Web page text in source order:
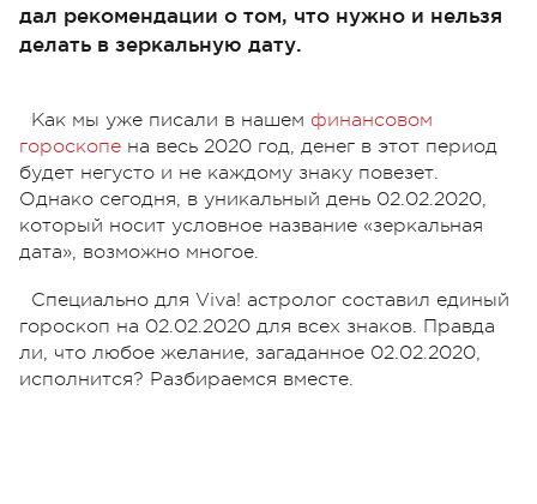
дал рекомендации о том, что нужно и нельзя
делать в зеркальную дату.
Как мы уже писали в нашем финансовом
гороскопе на весь 2020 год, денег в этот период
будет негусто и не каждому знаку повезет.
Однако сегодня, в уникальный день 02.02.2020,
который носит условное название «зеркальная
дата», возможно многое.
Специально для Viva! астролог составил единый
гороскоп на 02.02.2020 для всех знаков. Правда
ли, что любое желание, загаданное 02.02.2020,
исполнится? Разбираемся вместе.